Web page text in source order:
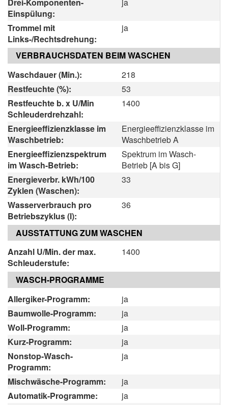
Einspülung:
Trommel mit
Links-/Rechtsdrehung:
ja
VERBRAUCHSDATEN BEIM WASCHEN
Waschdauer (Min.):
218
Restfeuchte (%):
53
Restfeuchte b. x U/Min
Schleuderdrehzahl:
1400
Energieeffizienzklasse im
Waschbetrieb:
Energieeffizienzklasse im
Waschbetrieb A
Energieeffizienzspektrum
im Wasch-Betrieb:
Spektrum im Wasch-
Betrieb [A bis G]
Energieverbr. kWh/100
Zyklen (Waschen):
33
Wasserverbrauch pro
Betriebszyklus (l):
36
AUSSTATTUNG ZUM WASCHEN
Anzahl U/Min. der max.
Schleuderstufe:
1400
WASCH-PROGRAMME
Allergiker-Programm:
ja
Baumwolle-Programm:
ja
Woll-Programm:
ja
Kurz-Programm:
ja
Nonstop-Wasch-
Programm:
ja
Mischwäsche-Programm:
ja
Automatik-Programme:
ja